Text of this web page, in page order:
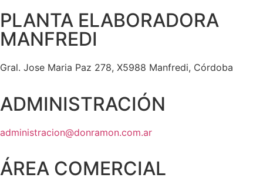
PLANTA ELABORADORA
MANFREDI
Gral. Jose Maria Paz 278, X5988 Manfredi, Córdoba
ADMINISTRACIÓN
administracion@donramon.com.ar
ÁREA COMERCIAL